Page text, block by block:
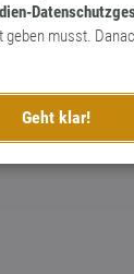
musst.
Geht klar!